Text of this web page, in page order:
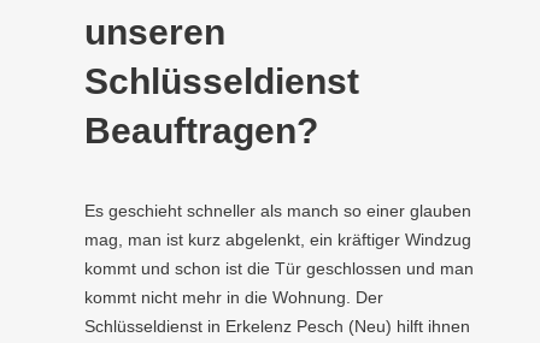
unseren
Schlüsseldienst
Beauftragen?
Es geschieht schneller als manch so einer glauben
mag, man ist kurz abgelenkt, ein kräftiger Windzug
kommt und schon ist die Tür geschlossen und man
kommt nicht mehr in die Wohnung. Der
Schlüsseldienst in Erkelenz Pesch (Neu) hilft ihnen